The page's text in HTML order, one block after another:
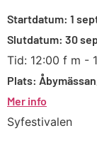
Startdatum: 1
Slutdatum: 30
Tid: 12:00 f m -
Plats:
Mer info
Syfestivalen